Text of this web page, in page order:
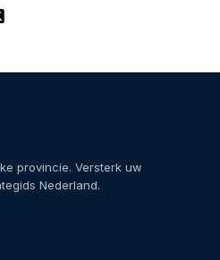
provincie. Versterk uw
Nederland.